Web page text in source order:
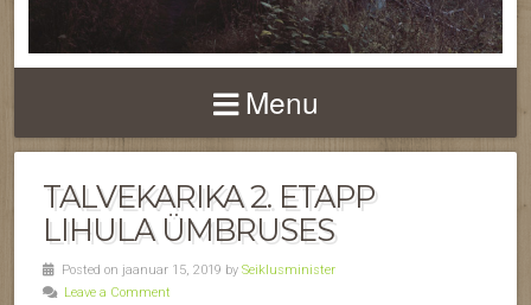
Menu
TALVEKARIKA 2. ETAPP
LIHULA ÜMBRUSES
Posted on jaanuar 15, 2019 by Seiklusminister
Leave a Comment